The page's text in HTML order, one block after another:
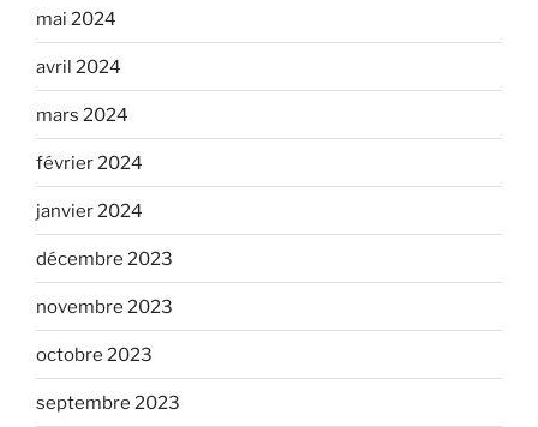
mai 2024
avril 2024
mars 2024
février 2024
janvier 2024
décembre 2023
novembre 2023
octobre 2023
septembre 2023